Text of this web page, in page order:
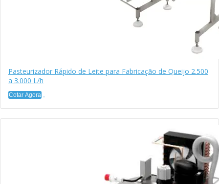
Pasteurizador Rápido de Leite para Fabricação de Queijo 2.500
a 3.000 L/h
Cotar Agora